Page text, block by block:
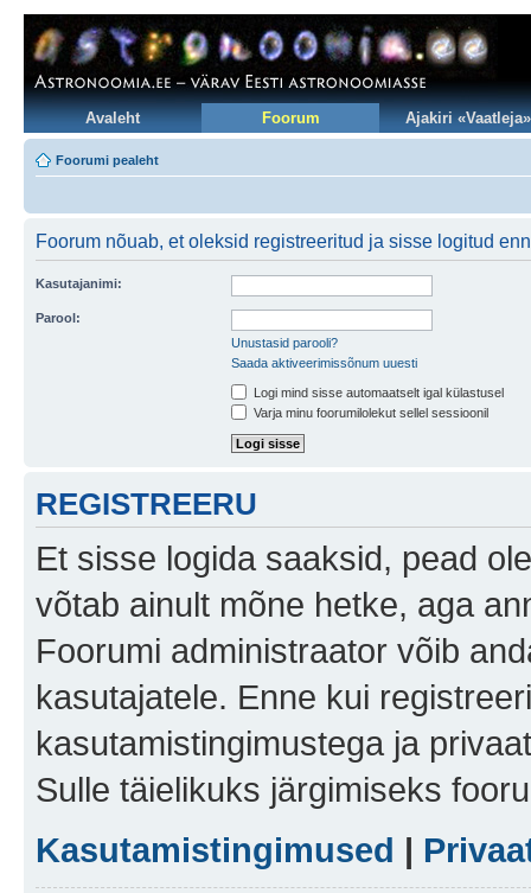
Avaleht Foorum Ajakiri «Vaatleja»
Foorumi pealeht
Foorum nõuab, et oleksid registreeritud ja sisse logitud
Kasutajanimi:
Parool:
Unustasid parooli?
Saada aktiveerimissõnum uuesti
Logi mind sisse automaatselt igal külastusel
Varja minu foorumilolekut sellel sessioonil
REGISTREERU
Et sisse logida saaksid, pead
võtab ainult mõne hetke, aga
Foorumi administraator võib
kasutajatele. Enne kui
kasutamistingimustega ja
Sulle täielikuks järgimiseks
Kasutamistingimused |